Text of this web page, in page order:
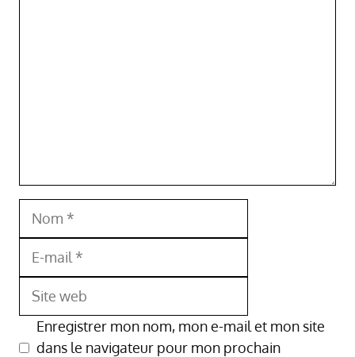
Enregistrer mon nom, mon e-mail et mon site
dans le navigateur pour mon prochain